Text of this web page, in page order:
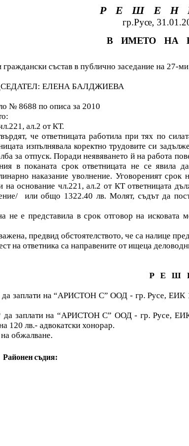
гр.Русе,
В
ИМЕТО НА
граждански състав в публично заседание на 27-
ЕЛЕНА БАЛДЖИЕВА
№ 8688 по описа за 2010
ал.2 от КТ.
че ответницата работила при тях по
изпълнявала коректно трудовите си
за отпуск. Поради неявяването й на работа
в поканата срок ответницата не се явила
наказание уволнение. Уговореният срок
основание чл.221, ал.2 от КТ ответницата
или общо 1322.40 лв. Молят, съдът да
не е представила в срок отговор на
предвид обстоятелството, че са налице
на ответника са направените от ищеца
Р Е Ш
на “АРИСТОН С” ООД - гр. Русе, ЕИК
на “АРИСТОН С” ООД - гр. Русе, ЕИК
120 лв.- адвокатски хонорар.
обжалване.
Районен съдия: